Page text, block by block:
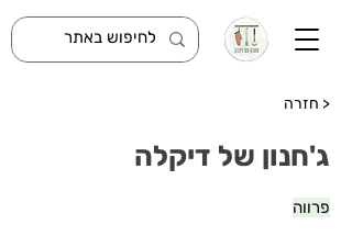
< חזרה
ג'חנון של דיקלה
פרווה